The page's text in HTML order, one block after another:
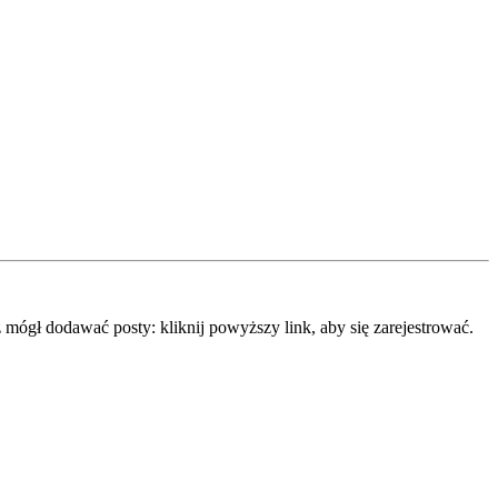
dodawać posty: kliknij powyższy link, aby się zarejestrować.